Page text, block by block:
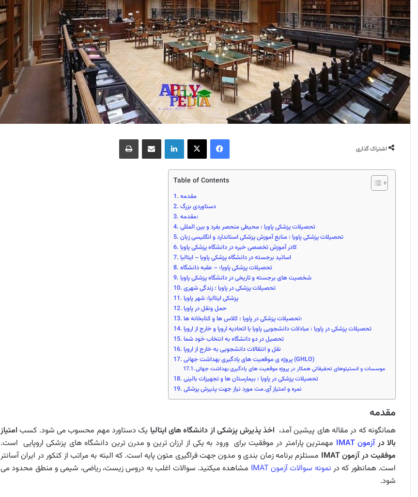
اشتراک گذاری
فیس بوک X لینکدین اشتراک گذاری از طریق ایمیل
Table of Contents
مقدمه
دستاوردی بزرگ
مقدمه:
تحصیلات پزشکی پاویا : محیطی منحصر بفرد و بین المللی
تحصیلات پزشکی پاویا : منابع آموزش پزشکی استاندارد و انگلیسی زبان
کادر آموزش تخصصی خبره در دانشگاه پزشکی پاویا
اساتید برجسته در دانشگاه پزشکی پاویا – ایتالیا
تحصیلات پزشکی پاویا: – عقبه دانشگاه
شخصیت های برجسته و تاریخی در دانشگاه پزشکی پاویا
تحصیلات پزشکی در پاویا : زندگی شهری
پزشکی ایتالیا: شهر پاویا
حمل ونقل در پاویا
تحصیلات پزشکی در پاویا : کلاس ها و کتابخانه ها:
تحصیلات پزشکی در پاویا : مبادلات دانشجویی پاویا با اتحادیه اروپا و خارج از اروپا
تحصیل در دو دانشگاه به انتخاب خود شما
نقل و انتقالات دانشجویی به خارج از اروپا
پروژه ی موقعیت های یادگیری بهداشت جهانی (GHLO)
موسسات و انستیتوهای تحقیقاتی همکار در پروژه موقعیت های یادگیری بهداشت جهانی
تحصیلات پزشکی در پاویا : بیمارستان ها و تجهیزات بالینی
نمره و امتیاز آی.مت مورد نیاز جهت پذیرش پزشکی
مقدمه
همانگونه که در مقاله های پیشین آمد، اخذ پذیرش پزشکی از دانشگاه های ایتالیا یک دستاورد مهم محسوب می شود. کسب امتیاز
بالا درآزمون IMAT
مهمترین پارامتر در موفقیت برای ورود به یکی از ارزان ترین و مدرن ترین دانشگاه های پزشکی اروپایی است.
موفقیت در آزمون IMAT
مستلزم برنامه زمان بندی و مدون جهت فراگیری متون پایه است. که البته به مراتب از کنکور در ایران آسانتر
است. همانطور که در نمونه سوالات آزمون IMAT
مشاهده میکنید. سوالات اغلب به دروس زیست، ریاضی، شیمی و منطق محدود می
شود.